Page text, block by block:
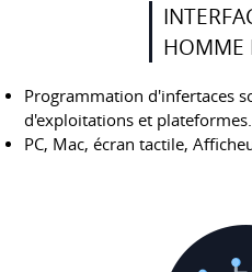
HOMME
Programmation d'infertaces
d'exploitations et plateformes.
PC, Mac, écran tactile,